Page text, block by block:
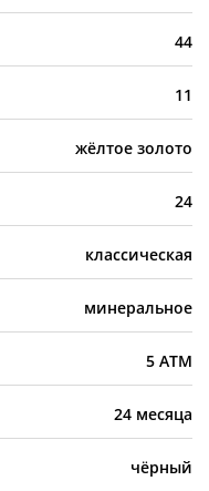
44
11
жёлтое золото
24
классическая
минеральное
5 ATM
24 месяца
чёрный